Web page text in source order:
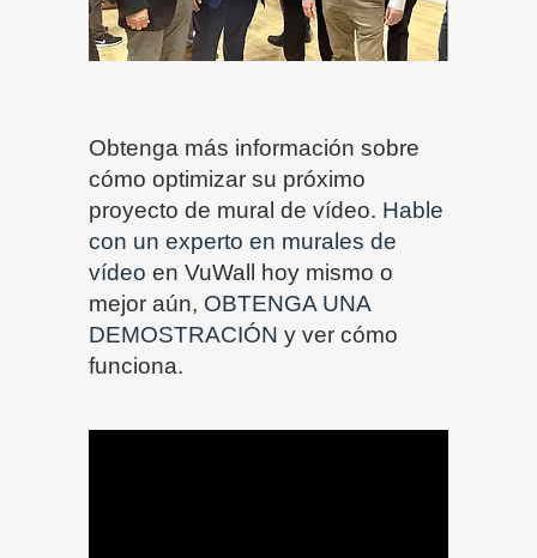
Obtenga más información sobre
cómo optimizar su próximo
proyecto de mural de vídeo. Hable
con un experto en murales de
vídeo en VuWall hoy mismo o
mejor aún, OBTENGA UNA
DEMOSTRACIÓN y ver cómo
funciona.